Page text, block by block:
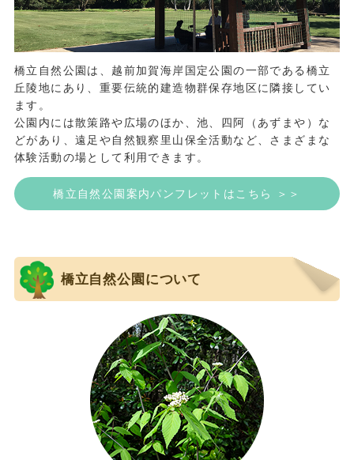
橋立自然公園は、越前加賀海岸国定公園の一部である橋立
丘陵地にあり、重要伝統的建造物群保存地区に隣接してい
ます。
公園内には散策路や広場のほか、池、四阿（あずまや）な
どがあり、遠足や自然観察里山保全活動など、さまざまな
体験活動の場として利用できます。
橋立自然公園案内パンフレットはこちら ＞＞
橋立自然公園について